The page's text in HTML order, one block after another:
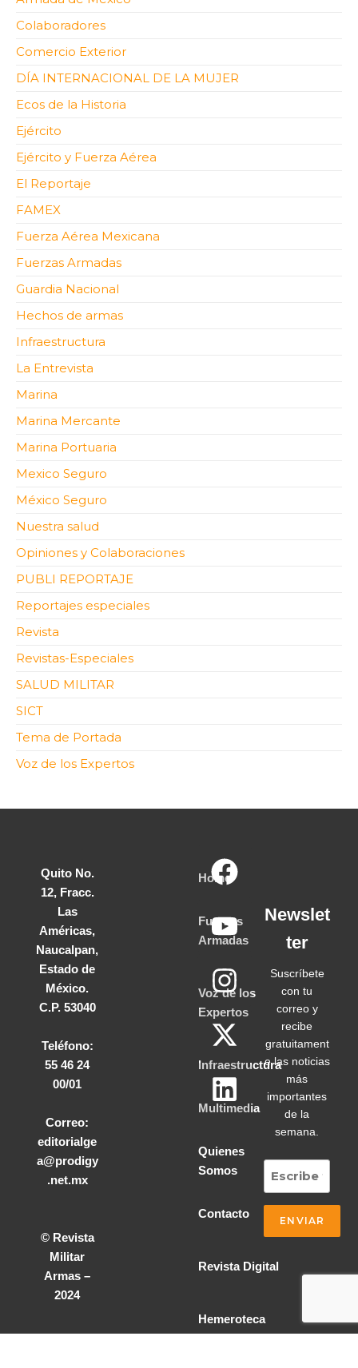
Colaboradores
Comercio Exterior
DÍA INTERNACIONAL DE LA MUJER
Ecos de la Historia
Ejército
Ejército y Fuerza Aérea
El Reportaje
FAMEX
Fuerza Aérea Mexicana
Fuerzas Armadas
Guardia Nacional
Hechos de armas
Infraestructura
La Entrevista
Marina
Marina Mercante
Marina Portuaria
Mexico Seguro
México Seguro
Nuestra salud
Opiniones y Colaboraciones
PUBLI REPORTAJE
Reportajes especiales
Revista
Revistas-Especiales
SALUD MILITAR
SICT
Tema de Portada
Voz de los Expertos
Quito No.
12, Fracc.
Las
Américas,
Naucalpan,
Estado de
México.
C.P. 53040
Teléfono:
55 46 24
00/01
Correo:
editorialge
a@prodigy
.net.mx
© Revista
Militar
Armas –
2024
Home
Fuerzas
Armadas
Voz de los
Expertos
Infraestructura
Multimedia
Quienes
Somos
Contacto
Revista Digital
Hemeroteca
Newslet
ter
Suscríbete
con tu
correo y
recibe
gratuitament
e las noticias
más
importantes
de la
semana.